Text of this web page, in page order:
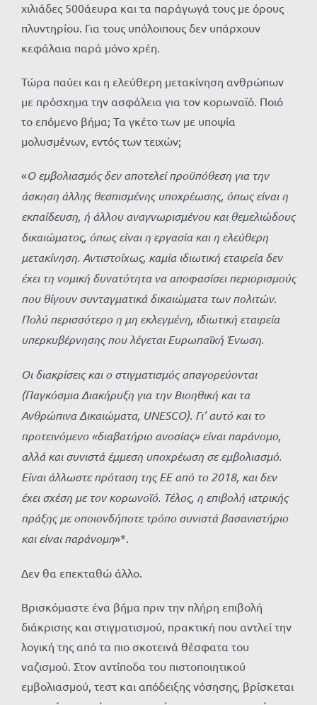
χιλιάδες 500άευρα και τα παράγωγά τους με όρους
πλυντηρίου. Για τους υπόλοιπους δεν υπάρχουν
κεφάλαια παρά μόνο χρέη.
Τώρα παύει και η ελεύθερη μετακίνηση ανθρώπων
με πρόσχημα την ασφάλεια για τον κορωναϊό. Ποιό
το επόμενο βήμα; Τα γκέτο των με υποψία
μολυσμένων, εντός των τειχών;
«Ο εμβολιασμός δεν αποτελεί προϋπόθεση για την
άσκηση άλλης θεσπισμένης υποχρέωσης, όπως είναι η
εκπαίδευση, ή άλλου αναγνωρισμένου και θεμελιώδους
δικαιώματος, όπως είναι η εργασία και η ελεύθερη
μετακίνηση. Αντιστοίχως, καμία ιδιωτική εταιρεία δεν
έχει τη νομική δυνατότητα να αποφασίσει περιορισμούς
που θίγουν συνταγματικά δικαιώματα των πολιτών.
Πολύ περισσότερο η μη εκλεγμένη, ιδιωτική εταιρεία
υπερκυβέρνησης που λέγεται Ευρωπαϊκή Ένωση.
Οι διακρίσεις και ο στιγματισμός απαγορεύονται
(Παγκόσμια Διακήρυξη για την Βιοηθική και τα
Ανθρώπινα Δικαιώματα, UNESCO). Γι’ αυτό και το
προτεινόμενο «διαβατήριο ανοσίας» είναι παράνομο,
αλλά και συνιστά έμμεση υποχρέωση σε εμβολιασμό.
Είναι άλλωστε πρόταση της ΕΕ από το 2018, και δεν
έχει σχέση με τον κορωνοϊό. Τέλος, η επιβολή ιατρικής
πράξης με οποιονδήποτε τρόπο συνιστά βασανιστήριο
και είναι παράνομη»*.
Δεν θα επεκταθώ άλλο.
Βρισκόμαστε ένα βήμα πριν την πλήρη επιβολή
διάκρισης και στιγματισμού, πρακτική που αντλεί την
λογική της από τα πιο σκοτεινά θέσφατα του
ναζισμού. Στον αντίποδα του πιστοποιητικού
εμβολιασμού, τεστ και απόδειξης νόσησης, βρίσκεται